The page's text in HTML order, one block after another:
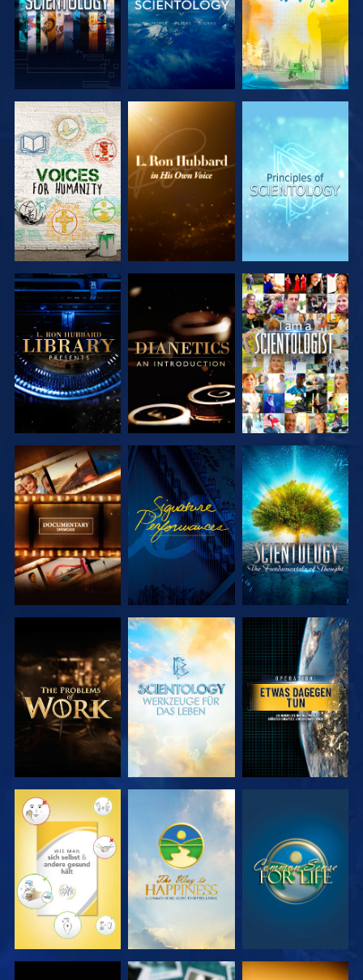
SERIE
ENTDECKEN
SERIE
ENTDECKEN
SERIE
ENTDECKEN
SERIE
ENTDECKEN
SERIE
ENTDECKEN
ANSEHEN
SERIE
ENTDECKEN
ANSEHEN
SERIE
ENTDECKEN
SERIE
ENTDECKEN
SERIE
ENTDECKEN
ANSEHEN
ANSEHEN ANSEHEN ANSEHEN